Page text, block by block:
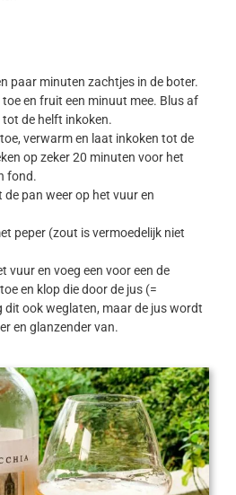
paar minuten zachtjes in de boter.
en fruit een minuut mee. Blus af
de helft inkoken.
verwarm en laat inkoken tot de
op zeker 20 minuten voor het
fond.
de pan weer op het vuur en
peper (zout is vermoedelijk niet
vuur en voeg een voor een de
en klop die door de jus (=
dit ook weglaten, maar de jus wordt
en glanzender van.